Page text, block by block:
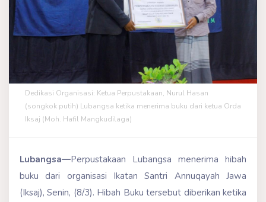
Dedikasi Organisasi: Ketua Perpustakaan, Nurul Hasan
(songkok putih) Lubangsa ketika menerima buku dari ketua Orda
Iksaj (Moh. Hafil Mangkudilaga)
Lubangsa—Perpustakaan Lubangsa menerima hibah
buku dari organisasi Ikatan Santri Annuqayah Jawa
(Iksaj), Senin, (8/3). Hibah Buku tersebut diberikan ketika